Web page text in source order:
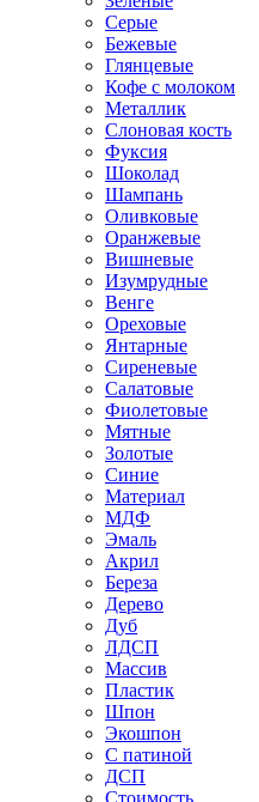
Серые
Бежевые
Глянцевые
Кофе с молоком
Металлик
Слоновая кость
Фуксия
Шоколад
Шампань
Оливковые
Оранжевые
Вишневые
Изумрудные
Венге
Ореховые
Янтарные
Сиреневые
Салатовые
Фиолетовые
Мятные
Золотые
Синие
Материал
МДФ
Эмаль
Акрил
Береза
Дерево
Дуб
ЛДСП
Массив
Пластик
Шпон
Экошпон
С патиной
ДСП
Стоимость